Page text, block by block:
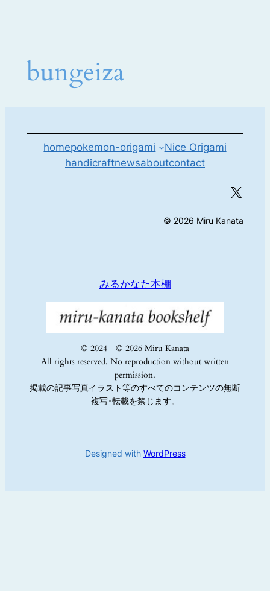
bungeiza
homepokemon-origami
Nice Origami
handicraftnewsaboutcontact
X
© 2026 Miru Kanata
みるかなた本棚
© 2024 © 2026 Miru Kanata
All rights reserved. No reproduction without written
permission.
掲載の記事写真イラスト等のすべてのコンテンツの無断
複写･転載を禁じます。
Designed with WordPress